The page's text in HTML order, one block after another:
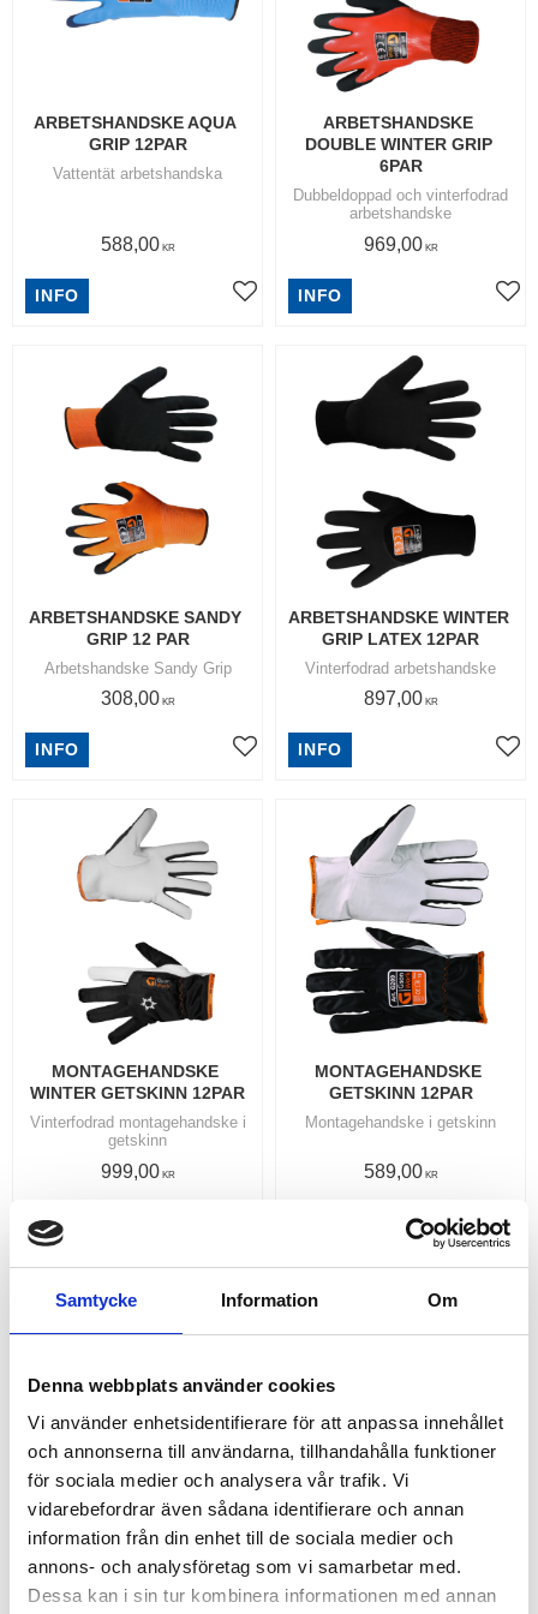
Samtycke Information Om
Denna webbplats använder cookies
Vi använder enhetsidentifierare för att anpassa innehållet
och annonserna till användarna, tillhandahålla funktioner
för sociala medier och analysera vår trafik. Vi
vidarebefordrar även sådana identifierare och annan
information från din enhet till de sociala medier och
annons- och analysföretag som vi samarbetar med.
Dessa kan i sin tur kombinera informationen med annan
ARBETSHANDSKE AQUA
GRIP 12PAR
Vattentät arbetshandska
588,00KR
Lägg till i favoriter
INFO
ARBETSHANDSKE
DOUBLE WINTER GRIP
6PAR
Dubbeldoppad och vinterfodrad
arbetshandske
969,00KR
INFO
ARBETSHANDSKE SANDY
GRIP 12 PAR
Arbetshandske Sandy Grip
308,00KR
Lägg till i favoriter
INFO
ARBETSHANDSKE WINTER
GRIP LATEX 12PAR
Vinterfodrad arbetshandske
897,00KR
INFO
MONTAGEHANDSKE
WINTER GETSKINN 12PAR
Vinterfodrad montagehandske i
getskinn
999,00KR
INFO
MONTAGEHANDSKE
GETSKINN 12PAR
Montagehandske i getskinn
589,00KR
MULTIPURPOSE HEAVY
DUTY WIPES/
RENGÖRINGS SERVETTER
SCRUBBING CREAM 3
LITER
HANDRENGÖRINGSMEDEL